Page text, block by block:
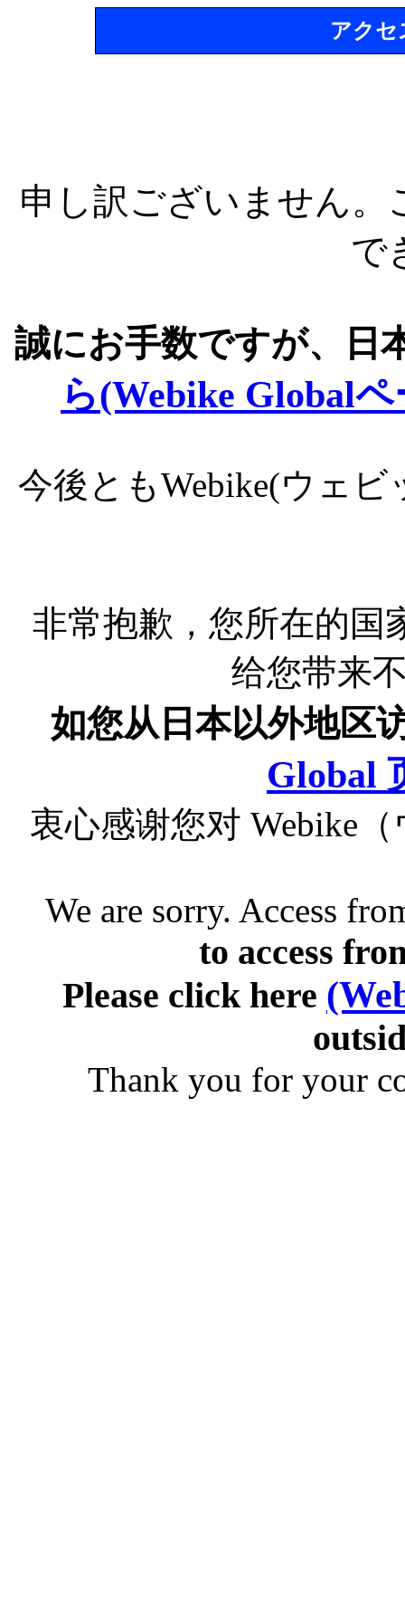
アクセ
申し訳ございません
で
誠にお手数ですが、日
ら(Webike Global
今後ともWebike(ウェ
非常抱歉，您所在的国
给您带来
如您从日本以外地区
Global
衷心感谢您对 Webike
We are sorry. Access
to access
Please click here
Thank you for your